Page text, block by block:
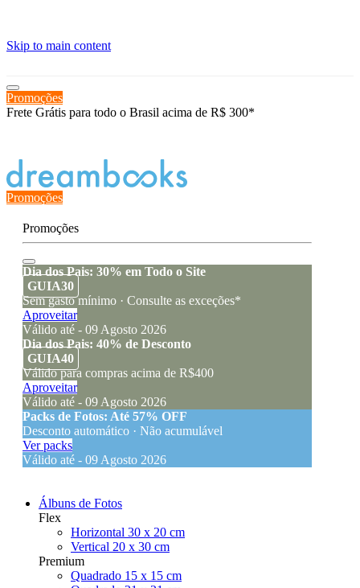
Skip to main content
Promoções
Frete Grátis para todo o Brasil acima de R$ 300*
Promoções
Promoções
Dia dos Pais: 30% em Todo o Site
GUIA30
Sem gasto mínimo · Consulte as exceções*
Aproveitar
Válido até - 09 Agosto 2026
Dia dos Pais: 40% de Desconto
GUIA40
Válido para compras acima de R$400
Aproveitar
Válido até - 09 Agosto 2026
Packs de Fotos: Até 57% OFF
Desconto automático · Não acumulável
Ver packs
Válido até - 09 Agosto 2026
Álbuns de Fotos
Flex
Horizontal 30 x 20 cm
Vertical 20 x 30 cm
Premium
Quadrado 15 x 15 cm
≡